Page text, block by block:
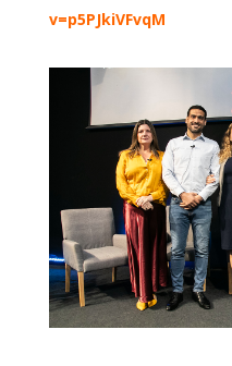
v=p5PJkiVFvqM